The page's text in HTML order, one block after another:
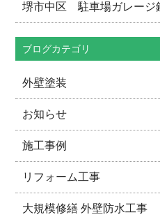
堺市中区 駐車場ガレージ
ブログカテゴリ
外壁塗装
お知らせ
施工事例
リフォーム工事
大規模修繕 外壁防水工事